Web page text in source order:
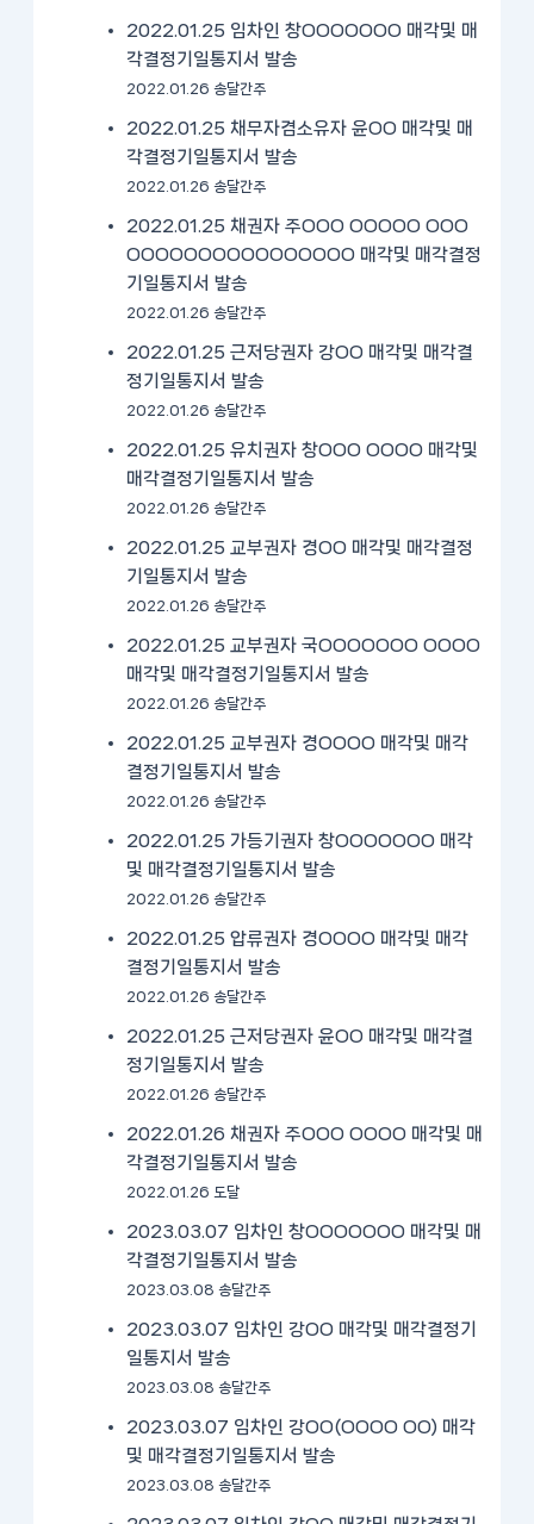
2022.01.25 임차인 창OOOOOOO 매각및 매
각결정기일통지서 발송
2022.01.26 송달간주
2022.01.25 채무자겸소유자 윤OO 매각및 매
각결정기일통지서 발송
2022.01.26 송달간주
2022.01.25 채권자 주OOO OOOOO OOO
OOOOOOOOOOOOOOOO 매각및 매각결정
기일통지서 발송
2022.01.26 송달간주
2022.01.25 근저당권자 강OO 매각및 매각결
정기일통지서 발송
2022.01.26 송달간주
2022.01.25 유치권자 창OOO OOOO 매각및
매각결정기일통지서 발송
2022.01.26 송달간주
2022.01.25 교부권자 경OO 매각및 매각결정
기일통지서 발송
2022.01.26 송달간주
2022.01.25 교부권자 국OOOOOOO OOOO
매각및 매각결정기일통지서 발송
2022.01.26 송달간주
2022.01.25 교부권자 경OOOO 매각및 매각
결정기일통지서 발송
2022.01.26 송달간주
2022.01.25 가등기권자 창OOOOOOO 매각
및 매각결정기일통지서 발송
2022.01.26 송달간주
2022.01.25 압류권자 경OOOO 매각및 매각
결정기일통지서 발송
2022.01.26 송달간주
2022.01.25 근저당권자 윤OO 매각및 매각결
정기일통지서 발송
2022.01.26 송달간주
2022.01.26 채권자 주OOO OOOO 매각및 매
각결정기일통지서 발송
2022.01.26 도달
2023.03.07 임차인 창OOOOOOO 매각및 매
각결정기일통지서 발송
2023.03.08 송달간주
2023.03.07 임차인 강OO 매각및 매각결정기
일통지서 발송
2023.03.08 송달간주
2023.03.07 임차인 강OO(OOOO OO) 매각
및 매각결정기일통지서 발송
2023.03.08 송달간주